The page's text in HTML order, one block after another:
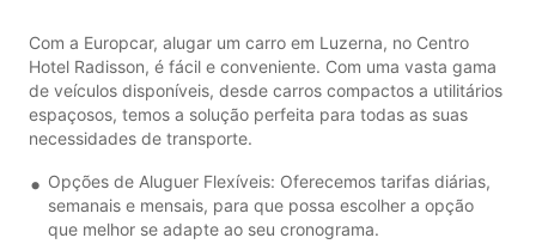
Com a Europcar, alugar um carro em Luzerna, no Centro
Hotel Radisson, é fácil e conveniente. Com uma vasta gama
de veículos disponíveis, desde carros compactos a utilitários
espaçosos, temos a solução perfeita para todas as suas
necessidades de transporte.
Opções de Aluguer Flexíveis: Oferecemos tarifas diárias,
semanais e mensais, para que possa escolher a opção
que melhor se adapte ao seu cronograma.